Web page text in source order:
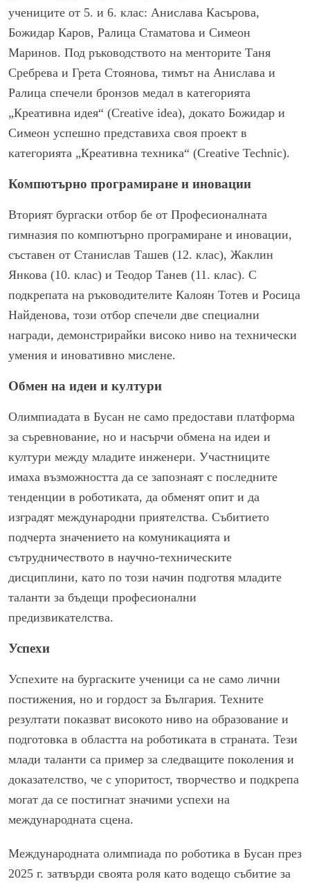
учениците от 5. и 6. клас: Анислава Касърова,
Божидар Каров, Ралица Стаматова и Симеон
Маринов. Под ръководството на менторите Таня
Сребрева и Грета Стоянова, тимът на Анислава и
Ралица спечели бронзов медал в категорията
„Креативна идея“ (Creative idea), докато Божидар и
Симеон успешно представиха своя проект в
категорията „Креативна техника“ (Creative Technic).
Компютърно програмиране и иновации
Вторият бургаски отбор бе от Професионалната
гимназия по компютърно програмиране и иновации,
съставен от Станислав Ташев (12. клас), Жаклин
Янкова (10. клас) и Теодор Танев (11. клас). С
подкрепата на ръководителите Калоян Тотев и Росица
Найденова, този отбор спечели две специални
награди, демонстрирайки високо ниво на технически
умения и иновативно мислене.
Обмен на идеи и култури
Олимпиадата в Бусан не само предостави платформа
за съревнование, но и насърчи обмена на идеи и
култури между младите инженери. Участниците
имаха възможността да се запознаят с последните
тенденции в роботиката, да обменят опит и да
изградят международни приятелства. Събитието
подчерта значението на комуникацията и
сътрудничеството в научно-техническите
дисциплини, като по този начин подготвя младите
таланти за бъдещи професионални
предизвикателства.
Успехи
Успехите на бургаските ученици са не само лични
постижения, но и гордост за България. Техните
резултати показват високото ниво на образование и
подготовка в областта на роботиката в страната. Тези
млади таланти са пример за следващите поколения и
доказателство, че с упоритост, творчество и подкрепа
могат да се постигнат значими успехи на
международната сцена.
Международната олимпиада по роботика в Бусан през
2025 г. затвърди своята роля като водещо събитие за